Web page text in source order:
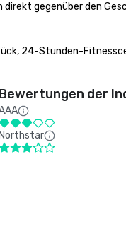
gegenüber den
24-Stunden-
Bewertungen der
Northstar